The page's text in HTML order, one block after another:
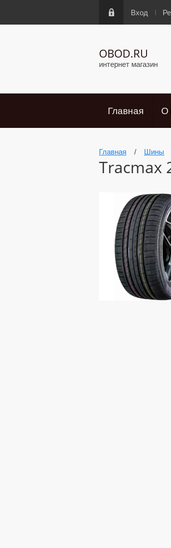
Вход
OBOD.RU
интернет магазин
Главная О
Главная / Шины
Tracmax